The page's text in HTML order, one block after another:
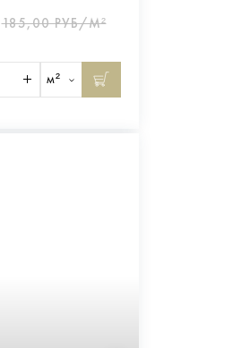
185,00 РУБ/М²
м²